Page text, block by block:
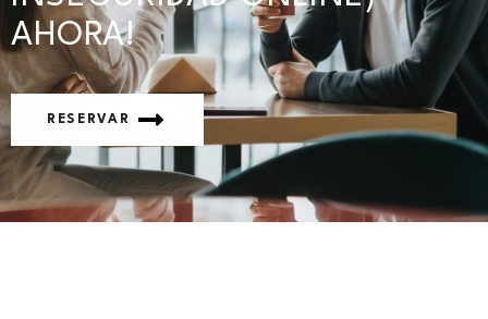
AHORA!
RESERVAR